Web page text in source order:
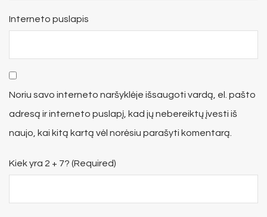
Interneto puslapis
Noriu savo interneto naršyklėje išsaugoti vardą, el. pašto
adresą ir interneto puslapį, kad jų nebereiktų įvesti iš
naujo, kai kitą kartą vėl norėsiu parašyti komentarą.
Kiek yra 2 + 7? (Required)